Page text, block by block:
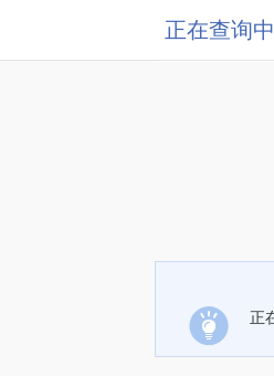
正在查询中
正